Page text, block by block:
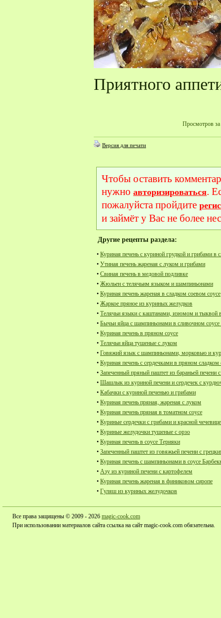
Приятного
Просмотров за
Версия для печати
Чтобы оставить
нужно авторизироваться.
пожалуйста пройдите
и займёт у Вас не более
Другие рецепты раздела:
• Куриная печень с куриной грудкой и грибами в
• Утиная печень жареная с луком и грибами
• Свиная печень в медовой подливке
• Жюльен с телячьим языком и шампиньонами
• Куриная печень жареная в сладком соевом соусе
• Жаркое пряное из куриных желудков
• Телячьи языки с каштанами, изюмом и тыквой
• Бычьи яйца с шампиньонами в сливочном соусе
• Куриная печень в пряном соусе
• Телячьи яйца тушеные с луком
• Говяжий язык с шампиньонами, морковью и
• Куриная печень с сердечками в пряном сладком
• Запеченный пряный паштет из бараньей печени
• Шашлык из куриной печени и сердечек с
• Кабачки с куриной печенью и грибами
• Куриная печень пряная, жареная с луком
• Куриная печень пряная в томатном соусе
• Куриные сердечки с грибами и красной
• Куриные желудочки тушеные с орзо
• Куриная печень в соусе Терияки
• Запеченный паштет из говяжьей печени с
• Куриная печень с шампиньонами в соусе
• Азу из куриной печени с картофелем
• Куриная печень жареная в финиковом сиропе
• Гуляш из куриных желудочков
Все права защищены © 2009 - 2026 magic-cook.com
При использовании материалов сайта ссылка на сайт magic-cook.com обязательна.